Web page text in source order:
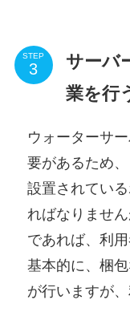
STEP
サーバ
業を行
ウォーターサ
要があるため
設置されてい
ればなりませ
であれば、利
基本的に、梱
が行いますが